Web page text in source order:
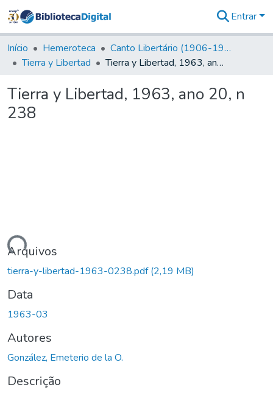
&
Coleções
Tudo na
Digital
Entrar
Início Hemeroteca
Canto Libertário (1906-1995)
Tierra y Libertad
Tierra y Libertad, 1963, ano 20, n 238
Tierra y Libertad, 1963, ano 20, n
238
Arquivos
tierra-y-libertad-1963-0238.pdf(2,19 MB)
Data
1963-03
Autores
González, Emeterio de la O.
Descrição